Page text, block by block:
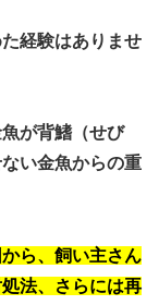
経験はありませ
が背鰭（せび
い金魚からの重
ら、飼い主さん
法、さらには再